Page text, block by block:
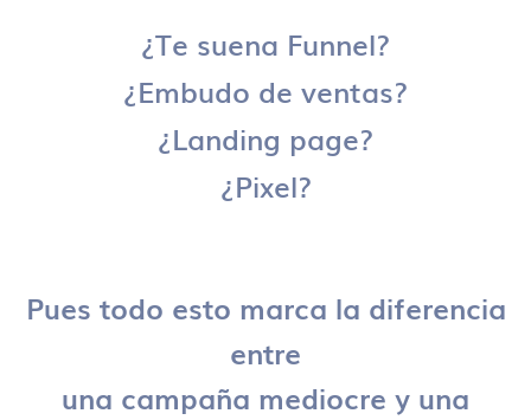
¿Te suena Funnel?
¿Embudo de ventas?
¿Landing page?
¿Pixel?
Pues todo esto marca la diferencia
entre
una campaña mediocre y una